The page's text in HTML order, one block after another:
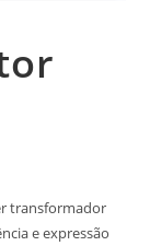
transformador
e expressão